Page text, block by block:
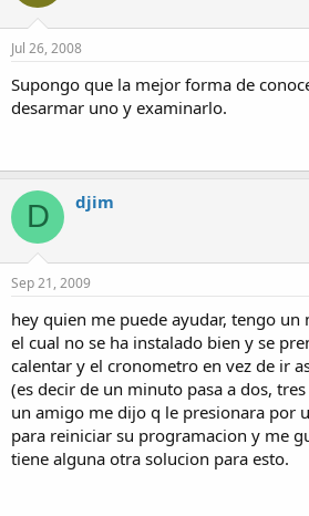
Jul 26, 2008
Supongo que la mejor forma de
desarmar uno y examinarlo.
D djim
Sep 21, 2009
hey quien me puede ayudar, tengo un
el cual no se ha instalado bien y se
calentar y el cronometro en vez de ir
(es decir de un minuto pasa a dos,
un amigo me dijo q le presionara por
para reiniciar su programacion y me
tiene alguna otra solucion para esto.